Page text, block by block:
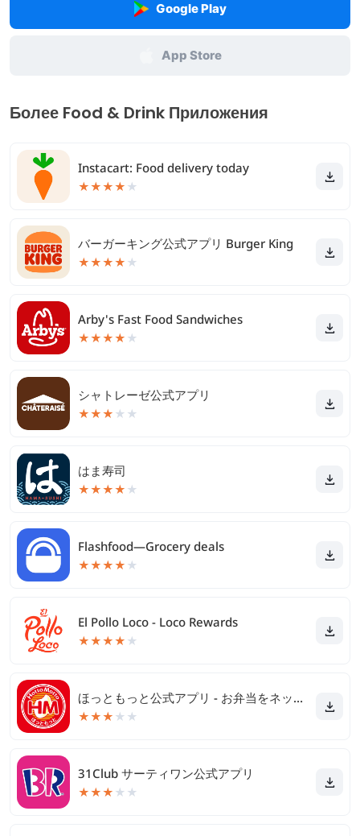
Google Play
App Store
Более Food & Drink Приложения
Instacart: Food delivery today
★★★★ ★
バーガーキング公式アプリ Burger King
★★★★ ★
Arby's Fast Food Sandwiches
★★★★ ★
シャトレーゼ公式アプリ
★★★ ★ ★
はま寿司
★★★★ ★
Flashfood—Grocery deals
★★★★ ★
El Pollo Loco - Loco Rewards
★★★★ ★
ほっともっと公式アプリ - お弁当をネット注文
★★★ ★ ★
31Club サーティワン公式アプリ
★★★ ★ ★